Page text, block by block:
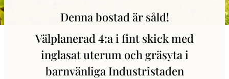
Denna bostad är såld!
Välplanerad 4:a i fint skick med
inglasat uterum och gräsyta i
barnvänliga Industristaden